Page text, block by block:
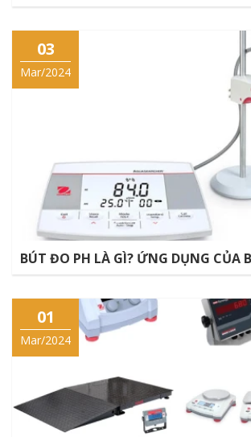
03
Mar/2024
BÚT ĐO PH LÀ GÌ? ỨNG DỤNG CỦA
01
Mar/2024